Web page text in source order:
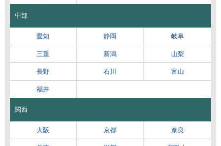
中部
愛知 静岡 岐阜
三重 新潟 山梨
長野 石川 富山
福井
関西
大阪 京都 奈良